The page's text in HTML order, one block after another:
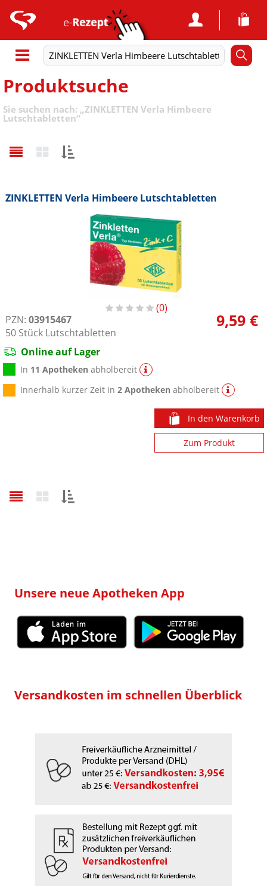
Produktsuche
Sie suchen nach: „ZINKLETTEN Verla Himbeere
Lutschtabletten“
ZINKLETTEN Verla Himbeere Lutschtabletten
0
PZN: 03915467
50 Stück Lutschtabletten
9,59 €
Online auf Lager
In 11 Apotheken abholbereit
Innerhalb kurzer Zeit in2 Apotheken abholbereit
In den Warenkorb
Zum Produkt
Unsere neue Apotheken App
Versandkosten im schnellen Überblick